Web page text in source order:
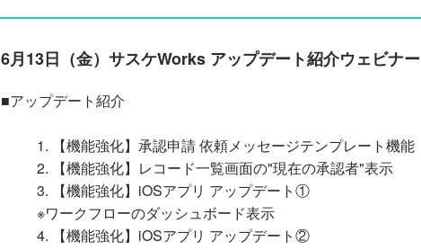
6月13日（金）サスケWorks アップデート紹介ウェビナー
■アップデート紹介
【機能強化】承認申請 依頼メッセージテンプレート機能
【機能強化】レコード一覧画面の"現在の承認者"表示
【機能強化】iOSアプリ アップデート①
※ワークフローのダッシュボード表示
【機能強化】iOSアプリ アップデート②